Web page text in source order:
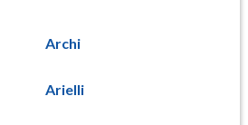
Archi
Arielli